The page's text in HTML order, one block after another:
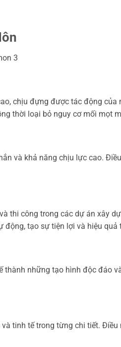
chịu đựng được tác động
thời loại bỏ nguy cơ mối mọt
và khả năng chịu lực cao.
thi công trong các dự án xây
tạo sự tiện lợi và hiệu quả
những tạo hình độc đáo
tinh tế trong từng chi tiết.